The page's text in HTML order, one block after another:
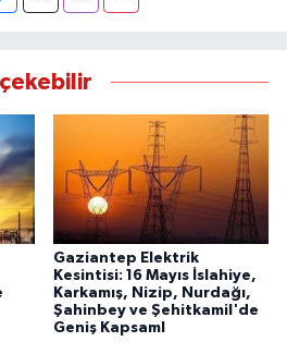
Gaziantep Elektrik
Kesintisi: 16 Mayıs İslahiye,
Karkamış, Nizip, Nurdağı,
Şahinbey ve Şehitkamil'de
Geniş Kapsaml